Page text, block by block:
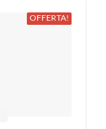
OFFERTA!